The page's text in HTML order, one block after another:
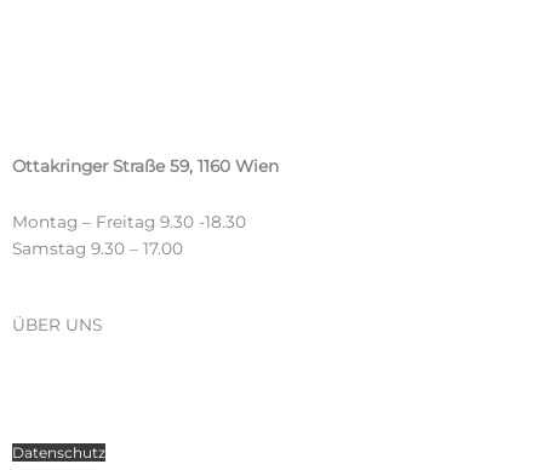
Ottakringer Straße 59, 1160 Wien
Montag – Freitag 9.30 -18.30
Samstag 9.30 – 17.00
ÜBER UNS
Datenschutz